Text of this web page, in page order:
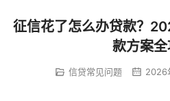
征信花了怎么办贷款？
款方案
信贷常见问题 2026